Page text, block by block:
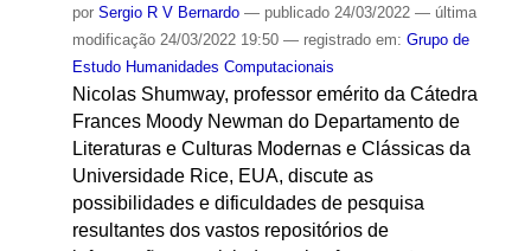
por Sergio R V Bernardo — publicado24/03/2022 — última
modificação24/03/2022 19:50 — registrado em: Grupo de
Estudo Humanidades Computacionais
Nicolas Shumway, professor emérito da Cátedra
Frances Moody Newman do Departamento de
Literaturas e Culturas Modernas e Clássicas da
Universidade Rice, EUA, discute as
possibilidades e dificuldades de pesquisa
resultantes dos vastos repositórios de